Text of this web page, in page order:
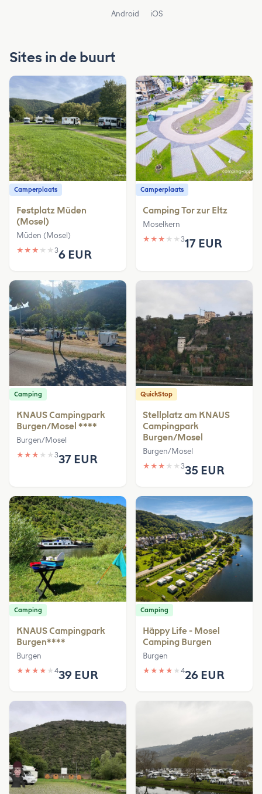
Android iOS
Sites in de buurt
Camperplaats
Festplatz Müden
(Mosel)
Müden (Mosel)
★ ★ ★ ★ ★ 36 EUR
Camperplaats
Camping Tor zur Eltz
Moselkern
★ ★ ★ ★ ★ 317 EUR
Camping
KNAUS Campingpark
Burgen/Mosel ****
Burgen/Mosel
★ ★ ★ ★ ★ 337 EUR
QuickStop
Stellplatz am KNAUS
Campingpark
Burgen/Mosel
Burgen/Mosel
★ ★ ★ ★ ★ 335 EUR
Camping
KNAUS Campingpark
Burgen****
Burgen
★ ★ ★ ★ ★ 439 EUR
Camping
Häppy Life - Mosel
Camping Burgen
Burgen
★ ★ ★ ★ ★ 426 EUR